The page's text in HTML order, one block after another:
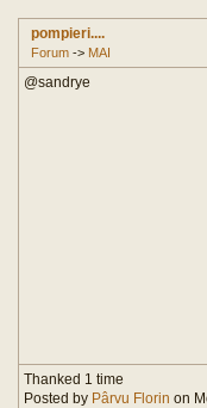
pompieri....
Forum -> MAI
@sandrye
Thanked 1 time
Posted by Pârvu Florin on